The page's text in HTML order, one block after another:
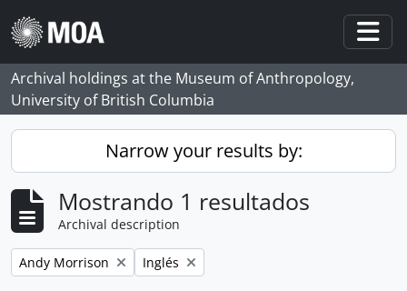
Skip to main content
Archival holdings at the Museum of Anthropology,
University of British Columbia
Narrow your results by:
Mostrando 1 resultados
Archival description
Remove filter:
Andy Morrison Remove filter:
Inglés